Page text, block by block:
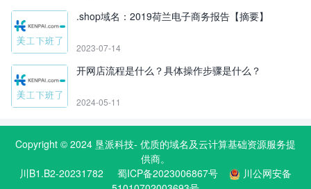
.shop域名：2019荷兰电子商务报告【摘要】
2023-07-14
开网店流程是什么？具体操作步骤是什么？
2024-05-11
Copyright © 2024 垦派科技- 优质的域名及云计算基础资源服务提
供商。
川B1.B2-20231782
蜀ICP备2023006867号
川公网安备